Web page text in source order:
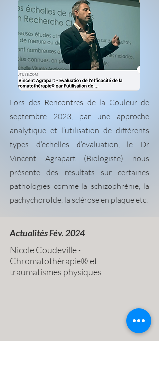
Lors des Rencontres de la Couleur de
septembre 2023, par une approche
analytique et l’utilisation de différents
types d’échelles d’évaluation, le Dr
Vincent Agrapart (Biologiste) nous
présente des résultats sur certaines
pathologies comme la schizophrénie, la
pachychoroÏde, la sclérose en plaque etc.
Actualités Fév. 2024
Nicole Coudeville -
Chromatothérapie® et
traumatismes physiques